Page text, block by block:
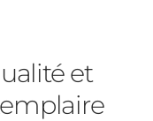
et